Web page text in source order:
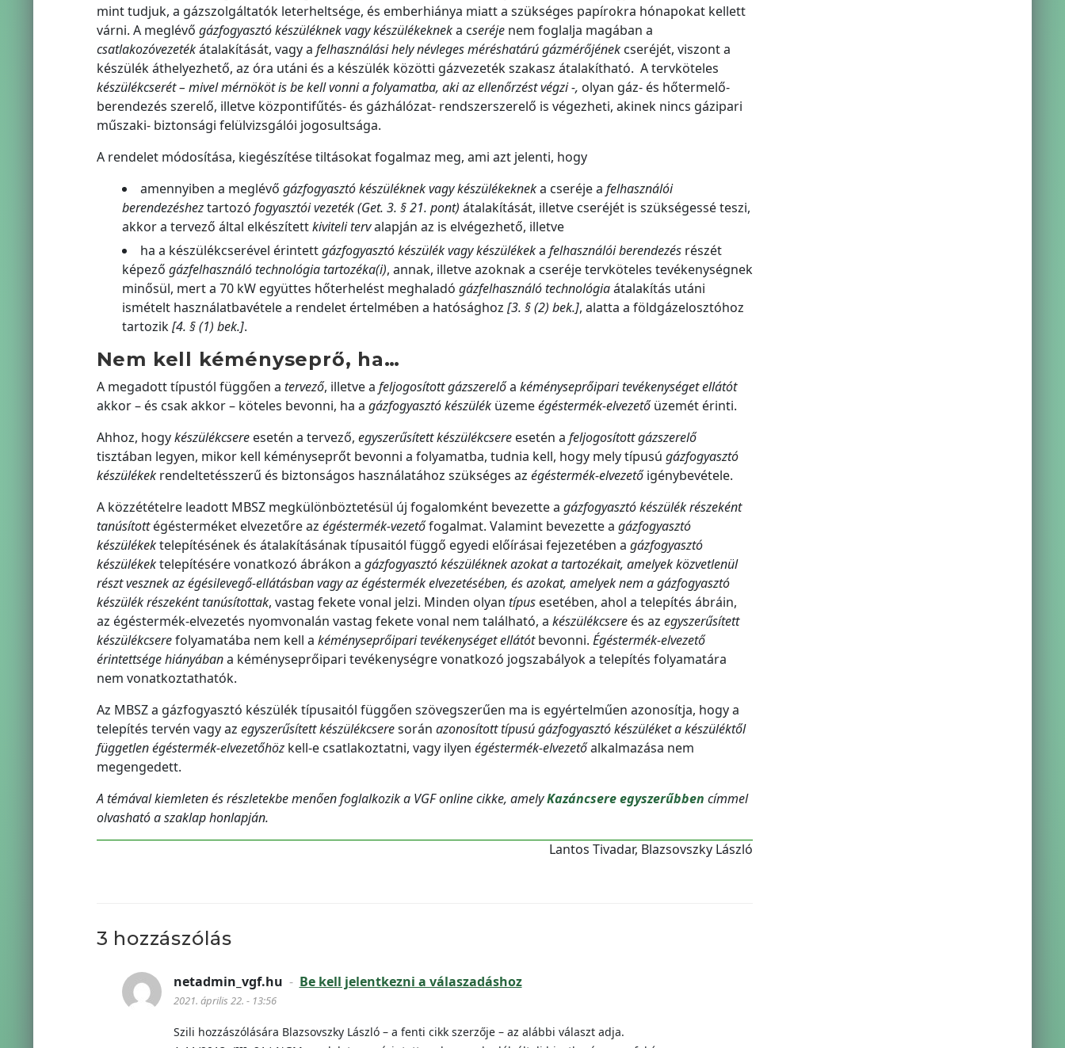
mint tudjuk, a gázszolgáltatók leterheltsége, és emberhiánya miatt a szükséges papírokra hónapokat kellett
várni. A meglévő gázfogyasztó készüléknek vagy készülékekneka cseréjenem foglalja magában a
csatlakozóvezetékátalakítását, vagy a felhasználási hely névleges méréshatárú gázmérőjénekcseréjét, viszont a
készülék áthelyezhető, az óra utáni és a készülék közötti gázvezeték szakasz átalakítható. A tervköteles
készülékcserét – mivel mérnököt is be kell vonni a folyamatba, aki az ellenőrzést végzi -, olyan gáz- és hőtermelő-
berendezés szerelő, illetve központifűtés- és gázhálózat- rendszerszerelő is végezheti, akinek nincs gázipari
műszaki- biztonsági felülvizsgálói jogosultsága.
A rendelet módosítása, kiegészítése tiltásokat fogalmaz meg, ami azt jelenti, hogy
amennyiben a meglévő gázfogyasztó készüléknek vagy készülékekneka cseréje a felhasználói
berendezésheztartozó fogyasztói vezeték (Get. 3. § 21. pont) átalakítását, illetve cseréjét is szükségessé teszi,
akkor a tervező által elkészítettkiviteli tervalapján az is elvégezhető, illetve
ha a készülékcserével érintettgázfogyasztó készülék vagy készülékeka felhasználói berendezés részét
képező gázfelhasználó technológia tartozéka(i), annak, illetve azoknak a cseréje tervköteles tevékenységnek
minősül, mert a 70 kW együttes hőterhelést meghaladó gázfelhasználó technológiaátalakítás utáni
ismételt használatbavétele a rendelet értelmében a hatósághoz [3. § (2) bek.], alatta a földgázelosztóhoz
tartozik[4. § (1) bek.].
Nem kell kéményseprő, ha…
A megadott típustól függően a tervező, illetve a feljogosított gázszerelőa kéményseprőipari tevékenységet ellátót
akkor – és csak akkor – köteles bevonni, ha a gázfogyasztó készüléküzemeégéstermék-elvezetőüzemét érinti.
Ahhoz, hogykészülékcsereesetén a tervező, egyszerűsített készülékcsereesetén a feljogosított gázszerelő
tisztában legyen, mikor kell kéményseprőt bevonni a folyamatba, tudnia kell, hogy mely típusú gázfogyasztó
készülékekrendeltetésszerű és biztonságos használatához szükséges az égéstermék-elvezetőigénybevétele.
A közzétételre leadott MBSZ megkülönböztetésül új fogalomként bevezette a gázfogyasztó készülék részeként
tanúsítottégésterméket elvezetőre az égéstermék-vezetőfogalmat. Valamint bevezette a gázfogyasztó
készülékektelepítésének és átalakításának típusaitól függő egyedi előírásai fejezetében a gázfogyasztó
készülékektelepítésére vonatkozó ábrákon a gázfogyasztó készüléknek azokat a tartozékait, amelyek közvetlenül
részt vesznek az égésilevegő-ellátásban vagy az égéstermék elvezetésében, és azokat, amelyek nem a gázfogyasztó
készülék részeként tanúsítottak, vastag fekete vonal jelzi. Minden olyan típusesetében, ahol a telepítés ábráin,
az égéstermék-elvezetés nyomvonalán vastag fekete vonal nem található, a készülékcsere és az egyszerűsített
készülékcserefolyamatába nem kell a kéményseprőipari tevékenységet ellátótbevonni. Égéstermék-elvezető
érintettsége hiányábana kéményseprőipari tevékenységre vonatkozó jogszabályok a telepítés folyamatára
nem vonatkoztathatók.
Az MBSZ a gázfogyasztó készülék típusaitól függően szövegszerűen ma is egyértelműen azonosítja, hogy a
telepítés tervén vagy az egyszerűsített készülékcseresorán azonosított típusú gázfogyasztó készüléket a készüléktől
független égéstermék-elvezetőhözkell-e csatlakoztatni, vagy ilyen égéstermék-elvezetőalkalmazása nem
megengedett.
A témával kiemleten és részletekbe menően foglalkozik a VGF online cikke, amelyKazáncsere egyszerűbben címmel
olvasható a szaklap honlapján.
Lantos Tivadar, Blazsovszky László
3 hozzászólás
netadmin_vgf.hu - Be kell jelentkezni a válaszadáshoz
2021. április 22. - 13:56
Szili hozzászólására Blazsovszky László – a fenti cikk szerzője – az alábbi választ adja.